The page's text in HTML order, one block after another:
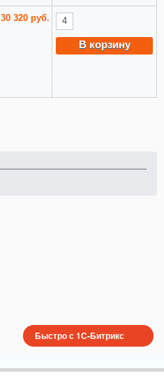
30 320 руб.
В корзину
Быстро с 1С-Битрикс